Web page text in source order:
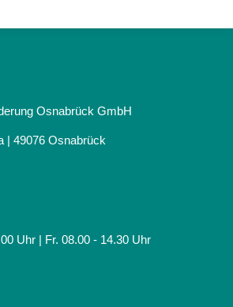
Osnabrück GmbH
| 49076 Osnabrück
Uhr | Fr. 08.00 - 14.30 Uhr